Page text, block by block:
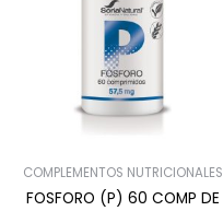
COMPLEMENTOS NUTRICIONALES
FOSFORO (P) 60 COMP DE